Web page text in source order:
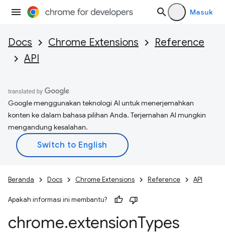
Masuk
Docs Chrome Extensions
Reference
API
Google menggunakan teknologi AI untuk menerjemahkan
konten ke dalam bahasa pilihan Anda. Terjemahan AI mungkin
mengandung kesalahan.
Beranda Docs Chrome Extensions Reference API
Apakah informasi ini membantu?
chrome.extensionTypes